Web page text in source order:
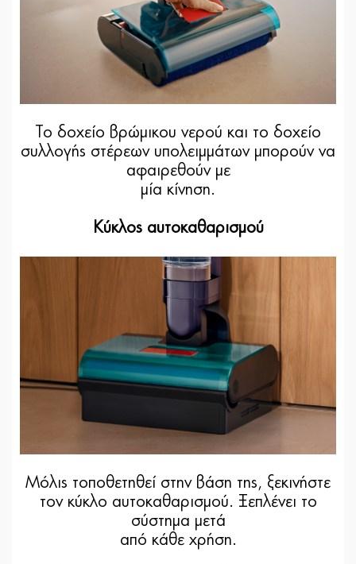
Το δοχείο βρώμικου νερού και το δοχείο
συλλογής στέρεων υπολειμμάτων μπορούν να
αφαιρεθούν με
μία κίνηση.
Κύκλος αυτοκαθαρισμού
Μόλις τοποθετηθεί στην βάση της, ξεκινήστε
τον κύκλο αυτοκαθαρισμού. Ξεπλένει το
σύστημα μετά
από κάθε χρήση.